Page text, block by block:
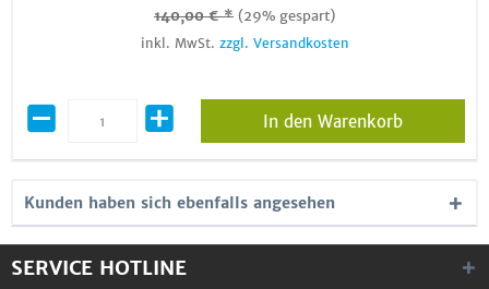
140,00 € * (29% gespart)
inkl. MwSt. zzgl. Versandkosten
In den Warenkorb
Kunden haben sich ebenfalls angesehen
SERVICE HOTLINE